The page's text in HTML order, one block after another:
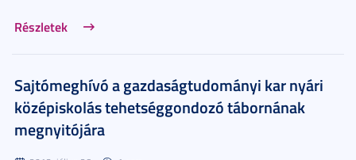
Részletek
Sajtómeghívó a gazdaságtudományi kar nyári
középiskolás tehetséggondozó tábornának
megnyitójára